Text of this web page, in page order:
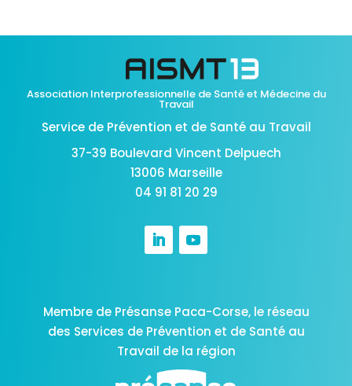
Association Interprofessionnelle de Santé et Médecine du
Travail
Service de Prévention et de Santé au Travail
37-39 Boulevard Vincent Delpuech
13006 Marseille
04 91 81 20 29
Membre de Présanse Paca-Corse, le réseau
des Services de Prévention et de Santé au
Travail de la région